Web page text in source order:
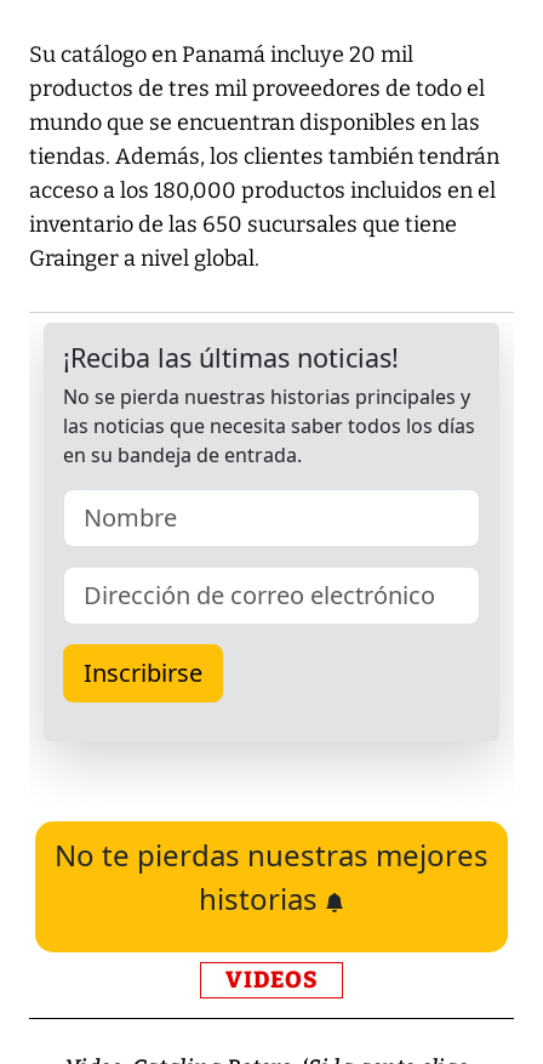
Su catálogo en Panamá incluye 20 mil
productos de tres mil proveedores de todo el
mundo que se encuentran disponibles en las
tiendas. Además, los clientes también tendrán
acceso a los 180,000 productos incluidos en el
inventario de las 650 sucursales que tiene
Grainger a nivel global.
No te pierdas nuestras mejores
historias
VIDEOS